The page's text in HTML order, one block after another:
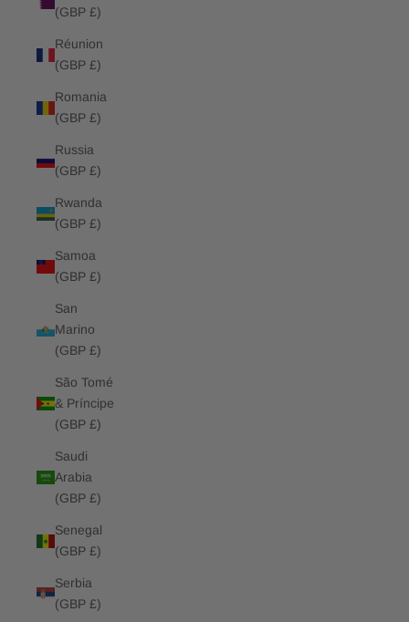
(GBP £)
Réunion
(GBP £)
Romania
(GBP £)
Russia
(GBP £)
Rwanda
(GBP £)
Samoa
(GBP £)
San
Marino
(GBP £)
São Tomé
& Príncipe
(GBP £)
Saudi
Arabia
(GBP £)
Senegal
(GBP £)
Serbia
(GBP £)